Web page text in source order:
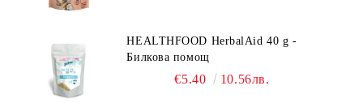
HEALTHFOOD HerbalAid 40 g -
Билкова помощ
€5.40 10.56лв.